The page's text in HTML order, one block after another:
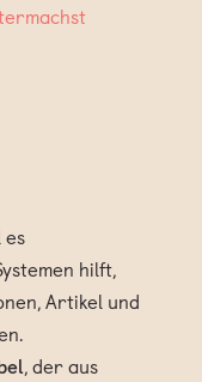
es
hilft,
Artikel und
, der aus